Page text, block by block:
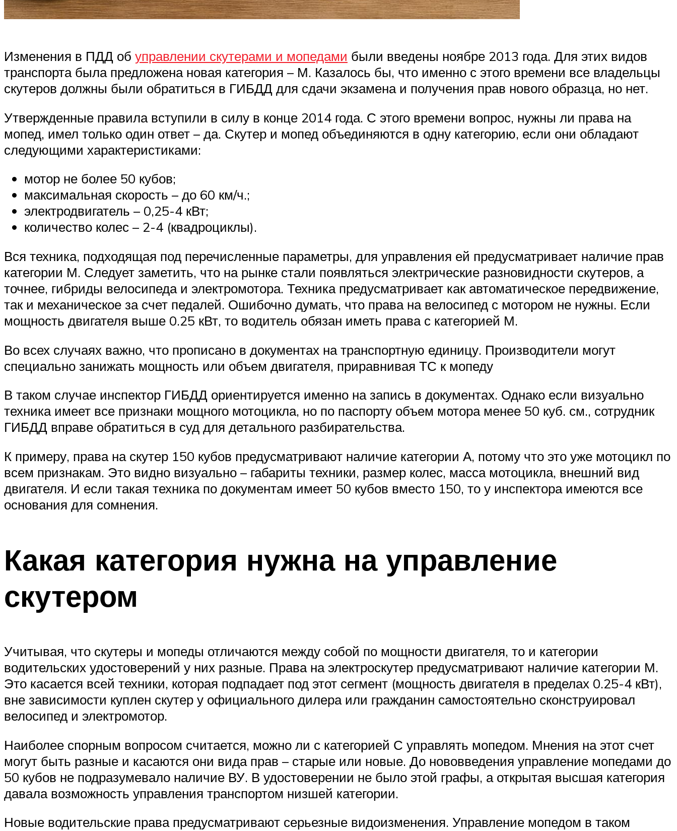
Изменения в ПДД об управлении скутерами и мопедами были введены ноябре 2013 года. Для этих видов
транспорта была предложена новая категория – М. Казалось бы, что именно с этого времени все владельцы
скутеров должны были обратиться в ГИБДД для сдачи экзамена и получения прав нового образца, но нет.
Утвержденные правила вступили в силу в конце 2014 года. С этого времени вопрос, нужны ли права на
мопед, имел только один ответ – да. Скутер и мопед объединяются в одну категорию, если они обладают
следующими характеристиками:
мотор не более 50 кубов;
максимальная скорость – до 60 км/ч.;
электродвигатель – 0,25-4 кВт;
количество колес – 2-4 (квадроциклы).
Вся техника, подходящая под перечисленные параметры, для управления ей предусматривает наличие прав
категории М. Следует заметить, что на рынке стали появляться электрические разновидности скутеров, а
точнее, гибриды велосипеда и электромотора. Техника предусматривает как автоматическое передвижение,
так и механическое за счет педалей. Ошибочно думать, что права на велосипед с мотором не нужны. Если
мощность двигателя выше 0.25 кВт, то водитель обязан иметь права с категорией М.
Во всех случаях важно, что прописано в документах на транспортную единицу. Производители могут
специально занижать мощность или объем двигателя, приравнивая ТС к мопеду
В таком случае инспектор ГИБДД ориентируется именно на запись в документах. Однако если визуально
техника имеет все признаки мощного мотоцикла, но по паспорту объем мотора менее 50 куб. см., сотрудник
ГИБДД вправе обратиться в суд для детального разбирательства.
К примеру, права на скутер 150 кубов предусматривают наличие категории А, потому что это уже мотоцикл по
всем признакам. Это видно визуально – габариты техники, размер колес, масса мотоцикла, внешний вид
двигателя. И если такая техника по документам имеет 50 кубов вместо 150, то у инспектора имеются все
основания для сомнения.
Какая категория нужна на управление
скутером
Учитывая, что скутеры и мопеды отличаются между собой по мощности двигателя, то и категории
водительских удостоверений у них разные. Права на электроскутер предусматривают наличие категории М.
Это касается всей техники, которая подпадает под этот сегмент (мощность двигателя в пределах 0.25-4 кВт),
вне зависимости куплен скутер у официального дилера или гражданин самостоятельно сконструировал
велосипед и электромотор.
Наиболее спорным вопросом считается, можно ли с категорией С управлять мопедом. Мнения на этот счет
могут быть разные и касаются они вида прав – старые или новые. До нововведения управление мопедами до
50 кубов не подразумевало наличие ВУ. В удостоверении не было этой графы, а открытая высшая категория
давала возможность управления транспортом низшей категории.
Новые водительские права предусматривают серьезные видоизменения. Управление мопедом в таком